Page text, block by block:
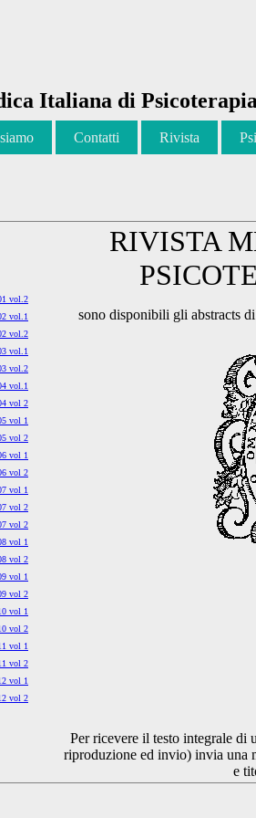
Italiana di
Contatti Rivista
vol.2
vol.1
vol.2
vol.1
vol.2
vol.1
vol 2
vol 1
vol 2
vol 1
vol 2
vol 1
vol 2
vol 2
vol 1
vol 2
vol 1
vol 2
vol 1
vol 2
vol 1
vol 2
vol 1
vol 2
RIVISTA
sono disponibili gli abstracts
Per ricevere il testo integrale di
riproduzione ed invio) invia una
e